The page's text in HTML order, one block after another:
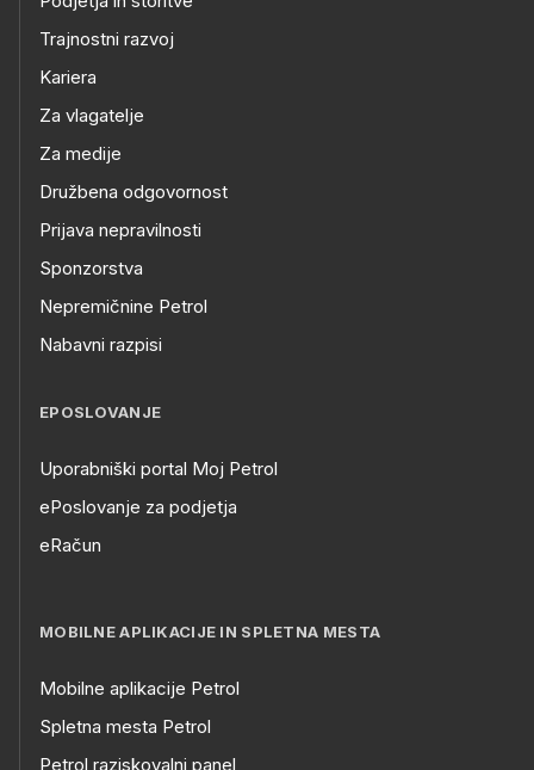
Trajnostni razvoj
Kariera
Za vlagatelje
Za medije
Družbena odgovornost
Prijava nepravilnosti
Sponzorstva
Nepremičnine Petrol
Nabavni razpisi
EPOSLOVANJE
Uporabniški portal Moj Petrol
ePoslovanje za podjetja
eRačun
MOBILNE APLIKACIJE IN SPLETNA MESTA
Mobilne aplikacije Petrol
Spletna mesta Petrol
Petrol raziskovalni panel